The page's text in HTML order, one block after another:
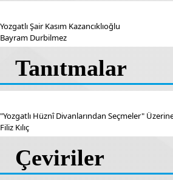
Yozgatlı Şair Kasım Kazancıklıoğlu
Bayram Durbilmez
Tanıtmalar
"Yozgatlı Hüznî Divanlarından Seçmeler"
Filiz Kılıç
Çeviriler